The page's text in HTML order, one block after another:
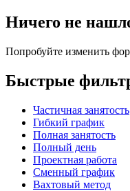
Ничего не
Попробуйте изменить
Быстрые
Частичная занятость
Гибкий график
Полная занятость
Полный день
Проектная работа
Сменный график
Вахтовый метод